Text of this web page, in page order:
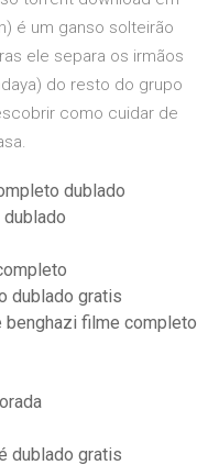
é um ganso solteirão
ele separa os irmãos
do resto do grupo
como cuidar de
dublado
dublado gratis
filme completo
dublado gratis